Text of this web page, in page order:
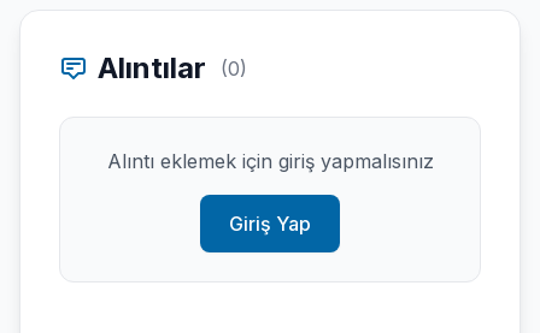
Alıntılar (0)
Alıntı eklemek için giriş yapmalısınız
Giriş Yap